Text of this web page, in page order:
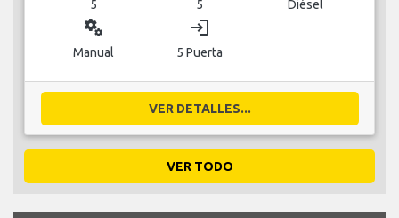
5 5 Diésel
miscellaneous_services
Manual
login
5 Puerta
VER DETALLES...
VER TODO